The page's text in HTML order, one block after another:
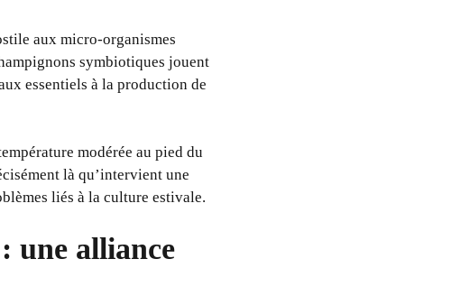
aux micro-organismes
symbiotiques jouent
essentiels à la production de
modérée au pied du
là qu’intervient une
liés à la culture estivale.
une alliance